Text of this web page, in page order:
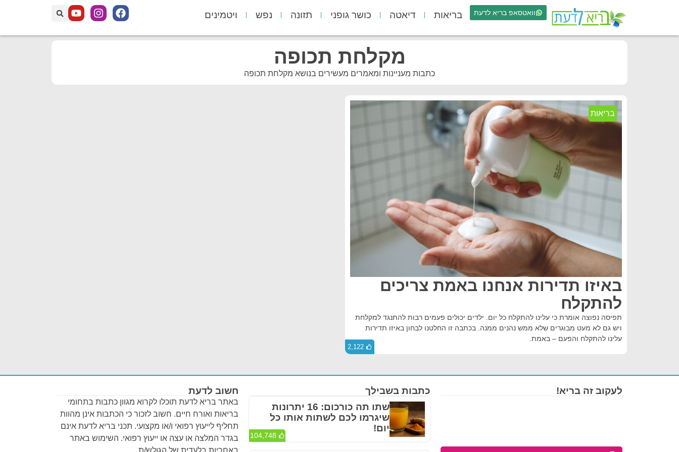
וואטסאפ בריא לדעת בריאות דיאטה כושר גופני תזונה נפש ויטמינים
מקלחת תכופה
כתבות מעניינות ומאמרים מעשירים בנושא מקלחת תכופה
בריאות
באיזו תדירות אנחנו באמת צריכים
להתקלח
תפיסה נפוצה אומרת כי עלינו להתקלח כל יום. ילדים יכולים פעמים רבות להתנגד למקלחת
ויש גם לא מעט מבוגרים שלא ממש נהנים ממנה. בכתבה זו החלטנו לבחון באיזו תדירות
עלינו להתקלח והפעם – באמת.
2,122
חשוב לדעת
באתר בריא לדעת תוכלו לקרוא מגוון כתבות בתחומי
בריאות ואורח חיים. חשוב לזכור כי הכתבות אינן מהוות
תחליף לייעוץ רפואי ו/או מקצועי. תכני בריא לדעת אינם
בגדר המלצה או עצה או ייעוץ רפואי. השימוש באתר
באחריות בלעדית של הגולש/ת.
כתבות בשבילך
שתו תה כורכום: 16 יתרונות
שיגרמו לכם לשתות אותו כל
יום!
104,748
לעקוב זה בריא!